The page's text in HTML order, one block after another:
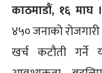
काठमाडौं, १६ माघ ।
४५० जनाको
खर्च कटौती गर्ने